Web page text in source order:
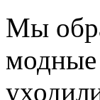
Мы
модные